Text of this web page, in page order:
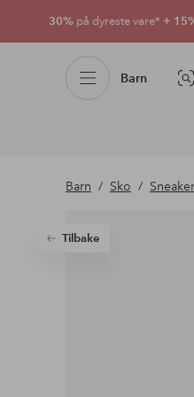
30% på dyreste vare* +
Barn
Barn Sko
Tilbake